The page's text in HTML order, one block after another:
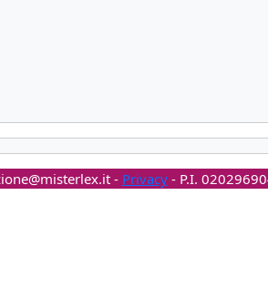
- Privacy- P.I.